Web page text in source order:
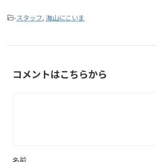
-スタッフ, 海山にこいま
コメントはこちらから